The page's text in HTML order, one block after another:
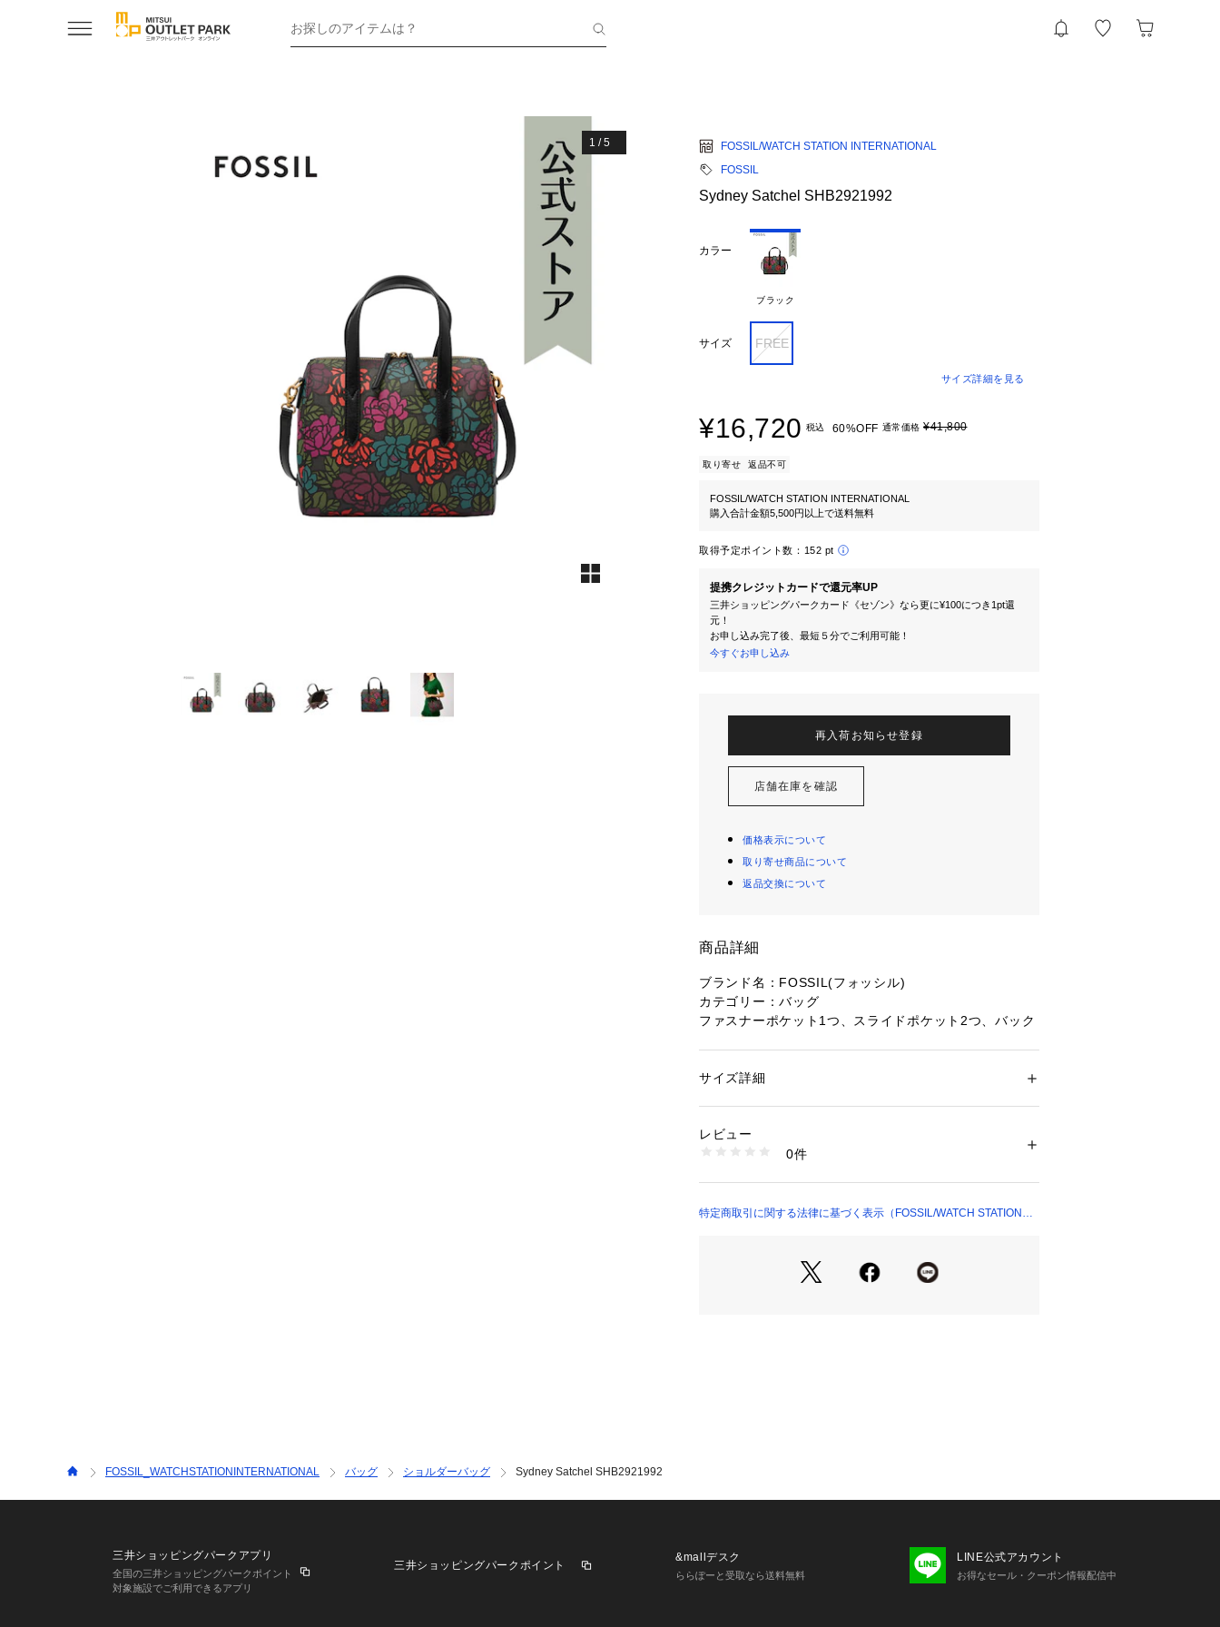
お探しのアイテムは？
1 /5
FOSSIL/WATCH STATION INTERNATIONAL
FOSSIL
Sydney Satchel SHB2921992
カラー
ブラック
サイズ FREE
サイズ詳細を見る
¥16,720 税込 60%OFF 通常価格 ¥41,800
取り寄せ 返品不可
FOSSIL/WATCH STATION INTERNATIONAL
購入合計金額5,500円以上で送料無料
取得予定ポイント数： 152 pt
提携クレジットカードで還元率UP
三井ショッピングパークカード《セゾン》なら更に¥100につき1pt還
元！
お申し込み完了後、最短５分でご利用可能！
今すぐお申し込み
再入荷お知らせ登録
店舗在庫を確認
価格表示について
取り寄せ商品について
返品交換について
商品詳細
ブランド名：FOSSIL(フォッシル)
カテゴリー：バッグ
ファスナーポケット1つ、スライドポケット2つ、バック
ィストラップ1本とハンドル2つが付いています。
cm
閉鎖：ファスナー
ケット x 2
最初のアメリカ企業へのファッションアクセサリーでし
た。彼らは手頃な価格でスタイリッシュなので、今日は
性別：レディース
商品番号：
SHB2921992 （ショップ）
サイズ詳細
レビュー
0件
特定商取引に関する法律に基づく表示（FOSSIL/WATCH STATION
FOSSIL_WATCHSTATIONINTERNATIONAL バッグ ショルダーバッグ Sydney Satchel SHB2921992
三井ショッピングパークアプリ
全国の三井ショッピングパークポイント
対象施設でご利用できるアプリ
三井ショッピングパークポイント
&mallデスク
ららぽーと受取なら送料無料
LINE公式アカウント
お得なセール・クーポン情報配信中